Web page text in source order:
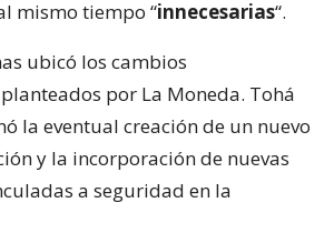
mismo tiempo “innecesarias“.
ubicó los cambios
por La Moneda. Tohá
la eventual creación de un nuevo
y la incorporación de nuevas
a seguridad en la